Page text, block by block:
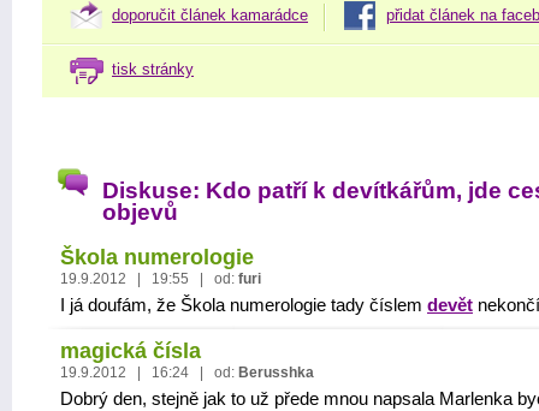
doporučit článek kamarádce přidat článek na
tisk stránky
Diskuse: Kdo patří k devítkářům, jde
objevů
Škola numerologie
19.9.2012 | 19:55 | od: furi
I já doufám, že Škola numerologie tady číslem devět
magická čísla
19.9.2012 | 16:24 | od: Berusshka
Dobrý den, stejně jak to už přede mnou napsala Marlenka